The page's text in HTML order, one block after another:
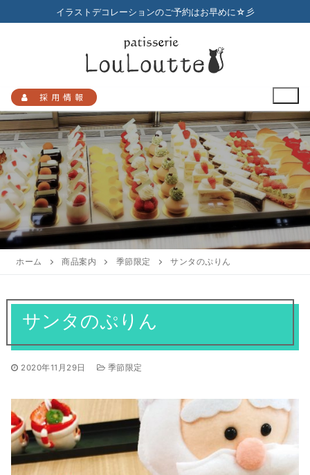
ン
ス
キ
ッ
プ
イラストデコレーションのご予約はお早めに☆彡
採用情報
検
索:
HOME
焼き菓子
アントルメ
季節限定商品
採用情報
プリントクッキーのご予約について
お客様の声
ホーム 商品案内 季節限定 サンタのぷりん
サンタのぷりん
2020年11月29日 季節限定